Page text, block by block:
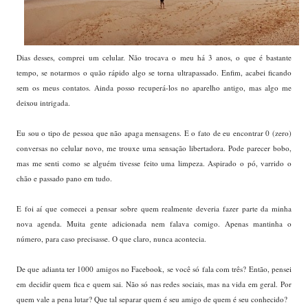
Dias desses, comprei um celular. Não trocava o meu há 3 anos, o que é bastante
tempo, se notarmos o quão rápido algo se torna ultrapassado. Enfim, acabei ficando
sem os meus contatos. Ainda posso recuperá-los no aparelho antigo, mas algo me
deixou intrigada.
Eu sou o tipo de pessoa que não apaga mensagens. E o fato de eu encontrar 0 (zero)
conversas no celular novo, me trouxe uma sensação libertadora. Pode parecer bobo,
mas me senti como se alguém tivesse feito uma limpeza. Aspirado o pó, varrido o
chão e passado pano em tudo.
E foi aí que comecei a pensar sobre quem realmente deveria fazer parte da minha
nova agenda. Muita gente adicionada nem falava comigo. Apenas mantinha o
número, para caso precisasse. O que claro, nunca acontecia.
De que adianta ter 1000 amigos no Facebook, se você só fala com três? Então, pensei
em decidir quem fica e quem sai. Não só nas redes sociais, mas na vida em geral. Por
quem vale a pena lutar? Que tal separar quem é seu amigo de quem é seu conhecido?